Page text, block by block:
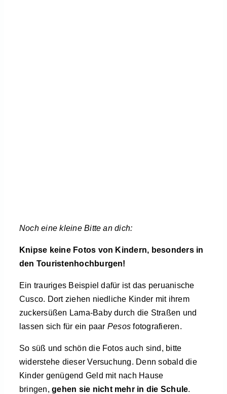
Noch eine kleine Bitte an dich:
Knipse keine Fotos von Kindern, besonders in
den Touristenhochburgen!
Ein trauriges Beispiel dafür ist das peruanische
Cusco. Dort ziehen niedliche Kinder mit ihrem
zuckersüßen Lama-Baby durch die Straßen und
lassen sich für ein paar Pesos fotografieren.
So süß und schön die Fotos auch sind, bitte
widerstehe dieser Versuchung. Denn sobald die
Kinder genügend Geld mit nach Hause
bringen,gehen sie nicht mehr in die Schule.